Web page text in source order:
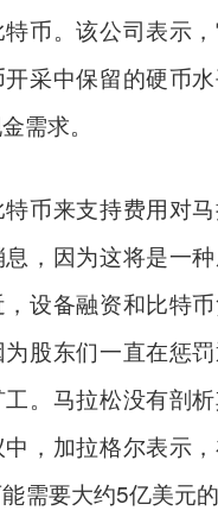
币。该公司表示
采中保留的硬币
需求。
币来支持费用对
，因为这将是一
设备融资和比特
股东们一直在惩
。马拉松没有剖
，加拉格尔表示
需要大约5亿美元